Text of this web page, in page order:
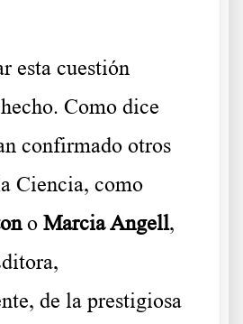
esta cuestión
Como dice
confirmado otros
Ciencia, como
o Marcia Angell,
de la prestigiosa